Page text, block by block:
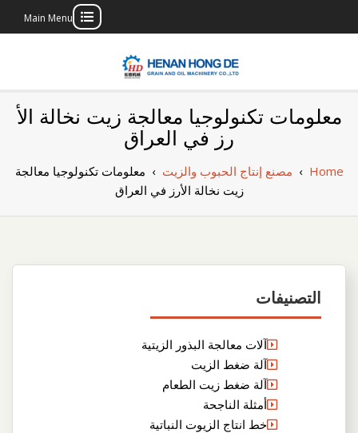
Main Menu
بناء مصنع إنتاج
الزيوت النباتية
الخاص بك
معلومات تكنولوجيا معالجة زيت نخالة الأ
رز في العراق
Home
› مصنع إنتاج الحبوب والزيت › معلومات تكنولوجيا معالجة
زيت نخالة الأرز في العراق
التصنيفات
آلات معالجة البذور الزيتية
آلة ضغط الزيت
آلة ضغط زيت الطعام
أمثلة الناجحة
خط انتاج الزيوت النباتية